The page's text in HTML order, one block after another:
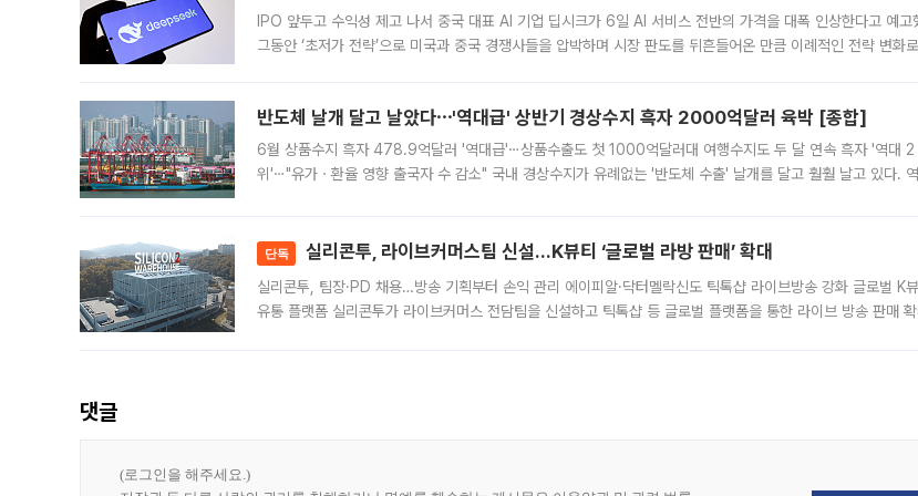
IPO 앞두고 수익성 제고 나서 중국 대표 AI 기업 딥시크가 6일 AI 서비스 전반의 가격을 대폭 인상한다고 예고
그동안 ‘초저가 전략’으로 미국과 중국 경쟁사들을 압박하며 시장 판도를 뒤흔들어온 만큼 이례적인 전략 변화
반도체 날개 달고 날았다⋯'역대급' 상반기 경상수지 흑자 2000억달러 육박 [종합]
6월 상품수지 흑자 478.9억달러 '역대급'⋯상품수출도 첫 1000억달러대 여행수지도 두 달 연속 흑자 '역대 2
위'⋯"유가ㆍ환율 영향 출국자 수 감소" 국내 경상수지가 유례없는 '반도체 수출' 날개를 달고 훨훨 날고 있다.
단독 실리콘투, 라이브커머스팀 신설…K뷰티 ‘글로벌 라방 판매’ 확대
실리콘투, 팀장·PD 채용…방송 기획부터 손익 관리 에이피알·닥터멜락신도 틱톡샵 라이브방송 강화 글로벌 K
유통 플랫폼 실리콘투가 라이브커머스 전담팀을 신설하고 틱톡샵 등 글로벌 플랫폼을 통한 라이브 방송 판매 확
댓글